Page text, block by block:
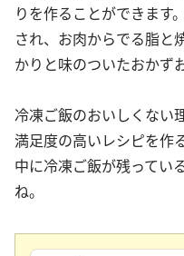
りを作ることができます
され、お肉からでる脂と
かりと味のついたおかず
冷凍ご飯のおいしくない
満足度の高いレシピを作
中に冷凍ご飯が残ってい
ね。